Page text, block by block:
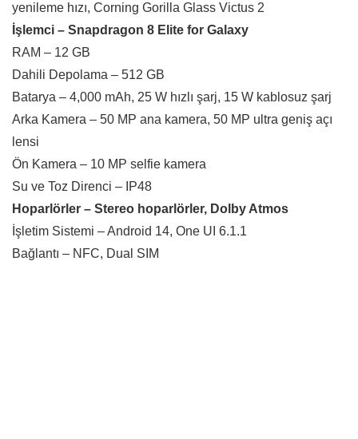
yenileme hızı, Corning Gorilla Glass Victus 2
İşlemci – Snapdragon 8 Elite for Galaxy
RAM – 12 GB
Dahili Depolama – 512 GB
Batarya – 4,000 mAh, 25 W hızlı şarj, 15 W kablosuz şarj
Arka Kamera – 50 MP ana kamera, 50 MP ultra geniş açı
lensi
Ön Kamera – 10 MP selfie kamera
Su ve Toz Direnci – IP48
Hoparlörler – Stereo hoparlörler, Dolby Atmos
İşletim Sistemi – Android 14, One UI 6.1.1
Bağlantı – NFC, Dual SIM